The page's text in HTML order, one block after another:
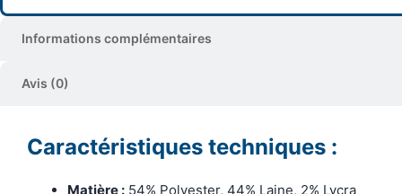
Informations complémentaires
Avis (0)
Caractéristiques techniques :
Matière : 54% Polyester, 44% Laine, 2% Lycra